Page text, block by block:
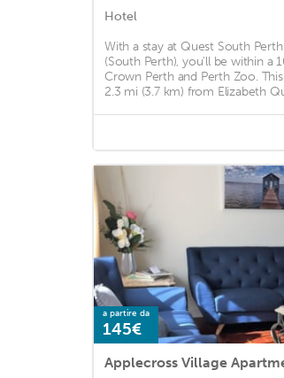
Hotel
With a stay at Quest South
(South Perth), you'll be within a
Crown Perth and Perth Zoo.
2.3 mi (3.7 km) from Elizabeth
a partire da
145€
Applecross Village